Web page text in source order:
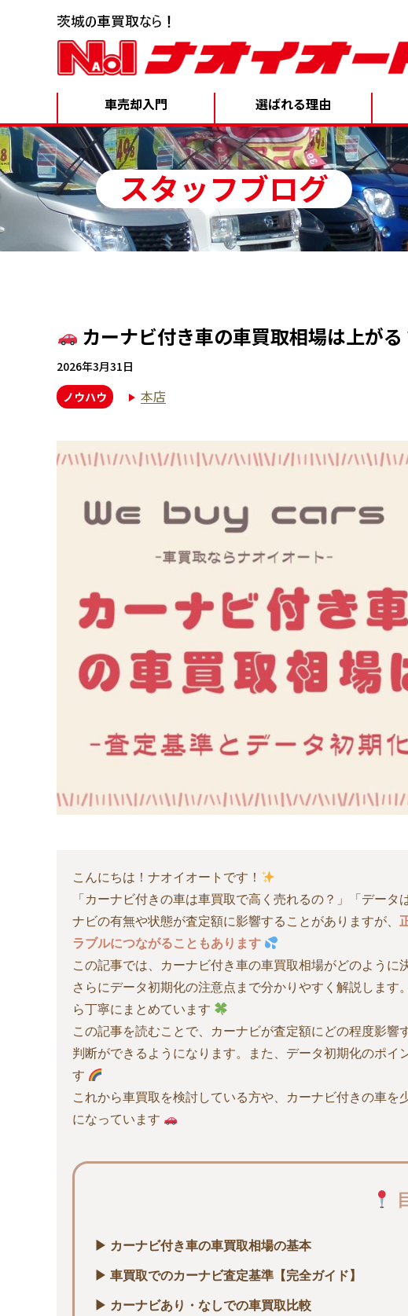
車売却入門 選ばれる理由
スタッフブログ
カーナビ付き車の車買取相場は上が
2026年3月31日
ノウハウ
本店
こんにちは！ナオイオートです！
「カーナビ付きの車は車買取で高く売れるの？」「デー
ナビの有無や状態が査定額に影響することがありますが、
ラブルにつながることもあります
この記事では、カーナビ付き車の車買取相場がどのように
さらにデータ初期化の注意点まで分かりやすく解説しま
ら丁寧にまとめています
この記事を読むことで、カーナビが査定額にどの程度影
判断ができるようになります。また、データ初期化のポ
す
これから車買取を検討している方や、カーナビ付きの車
になっています
▶ カーナビ付き車の車買取相場の基本
▶ 車買取でのカーナビ査定基準【完全ガイド】
▶ カーナビあり・なしでの車買取比較